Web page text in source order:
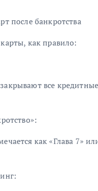
после банкротства
как правило:
все
как «Глава 7»